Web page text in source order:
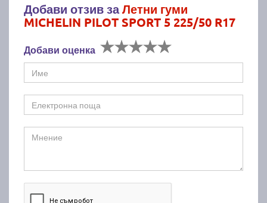
Добави отзив заЛетни гуми
MICHELIN PILOT SPORT 5 225/50 R17
Добави оценка